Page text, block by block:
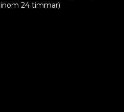
inom 24 timmar)